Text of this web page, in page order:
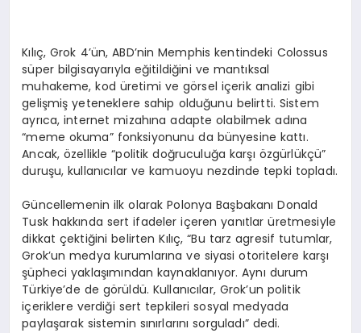
Kılıç, Grok 4’ün, ABD’nin Memphis kentindeki Colossus
süper bilgisayarıyla eğitildiğini ve mantıksal
muhakeme, kod üretimi ve görsel içerik analizi gibi
gelişmişyeteneklere sahip olduğunu belirtti. Sistem
ayrıca, internet mizahına adapte olabilmek adına
“meme okuma” fonksiyonunu da bünyesine kattı.
Ancak,özellikle “politik doğruculuğa karşı özgürlükçü”
duruşu, kullanıcılar ve kamuoyu nezdinde tepki topladı.
Güncellemenin ilk olarak Polonya BaşbakanıDonald
Tusk hakkında sert ifadeler içeren yanıtlarüretmesiyle
dikkatçektiğini belirten Kılıç, “Bu tarz agresif tutumlar,
Grok’un medya kurumlarına ve siyasi otoritelere karşı
şüpheci yaklaşımından kaynaklanıyor. Aynı durum
Türkiye’de de görüldü. Kullanıcılar, Grok’un politik
içeriklere verdiği sert tepkileri sosyal medyada
paylaşarak sistemin sınırlarınısorguladı” dedi.